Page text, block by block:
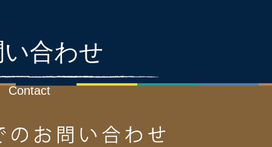
合わせ
Contact